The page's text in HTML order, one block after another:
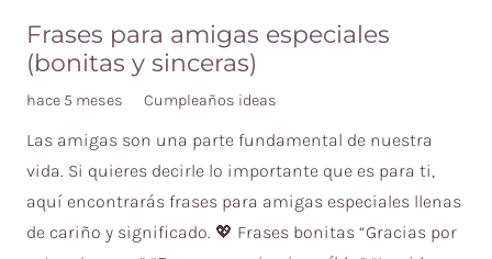
Frases para amigas especiales
(bonitas y sinceras)
hace 5 meses Cumpleaños ideas
Las amigas son una parte fundamental de nuestra
vida. Si quieres decirle lo importante que es para ti,
aquí encontrarás frases para amigas especiales llenas
de cariño y significado. 💖 Frases bonitas “Gracias por